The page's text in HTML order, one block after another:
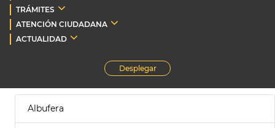
TRÁMITES
ATENCIÓN CIUDADANA
ACTUALIDAD
Desplegar
Albufera